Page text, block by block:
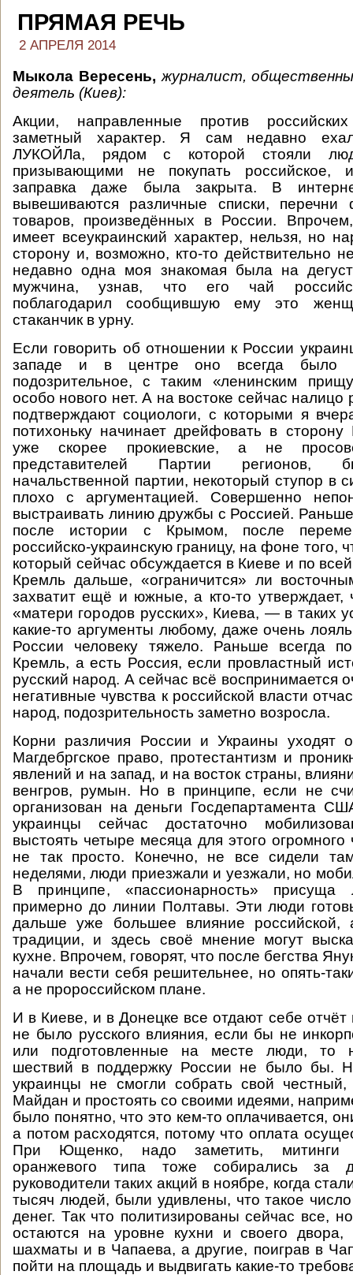
ПРЯМАЯ РЕЧЬ
2 АПРЕЛЯ 2014
Мыкола Вересень, журналист,
деятель (Киев):
Акции, направленные против
заметный характер. Я сам недавно
ЛУКОЙЛа, рядом с которой стояли
призывающими не покупать российское,
заправка даже была закрыта. В
вывешиваются различные списки,
товаров, произведённых в России.
имеет всеукраинский характер, нельзя, но
сторону и, возможно, кто-то действительно
недавно одна моя знакомая была на
мужчина, узнав, что его чай
поблагодарил сообщившую ему это
стаканчик в урну.
Если говорить об отношении к России
западе и в центре оно всегда было
подозрительное, с таким «ленинским
особо нового нет. А на востоке сейчас налицо
подтверждают социологи, с которыми я
потихоньку начинает дрейфовать в
уже скорее прокиевские, а не
представителей Партии регионов,
начальственной партии, некоторый ступор в
плохо с аргументацией. Совершенно
выстраивать линию дружбы с Россией.
после истории с Крымом, после
российско-украинскую границу, на фоне того,
который сейчас обсуждается в Киеве и по
Кремль дальше, «ограничится» ли
захватит ещё и южные, а кто-то утверждает,
«матери городов русских», Киева, — в таких
какие-то аргументы любому, даже очень
России человеку тяжело. Раньше всегда
Кремль, а есть Россия, если провластный
русский народ. А сейчас всё воспринимается
негативные чувства к российской власти
народ, подозрительность заметно возросла.
Корни различия России и Украины уходят
Магдебргское право, протестантизм и
явлений и на запад, и на восток страны,
венгров, румын. Но в принципе, если не
организован на деньги Госдепартамента
украинцы сейчас достаточно
выстоять четыре месяца для этого
не так просто. Конечно, не все сидели
неделями, люди приезжали и уезжали, но
В принципе, «пассионарность»
примерно до линии Полтавы. Эти люди
дальше уже большее влияние российской,
традиции, и здесь своё мнение могут
кухне. Впрочем, говорят, что после бегства
начали вести себя решительнее, но опять-
а не пророссийском плане.
И в Киеве, и в Донецке все отдают себе
не было русского влияния, если бы не
или подготовленные на месте люди, то
шествий в поддержку России не было бы.
украинцы не смогли собрать свой
Майдан и простоять со своими идеями,
было понятно, что это кем-то оплачивается,
а потом расходятся, потому что оплата
При Ющенко, надо заметить, митинги
оранжевого типа тоже собирались за
руководители таких акций в ноябре, когда
тысяч людей, были удивлены, что такое
денег. Так что политизированы сейчас все,
остаются на уровне кухни и своего
шахматы и в Чапаева, а другие, поиграв в
пойти на площадь и выдвигать какие-то